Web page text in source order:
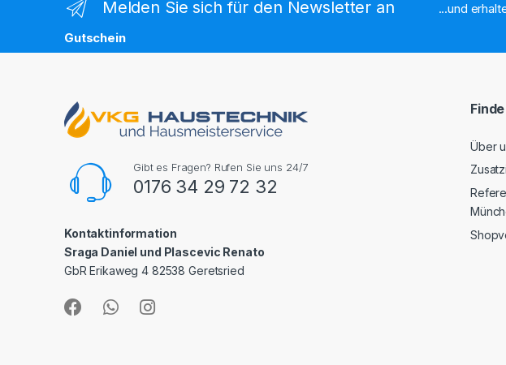
Melden Sie sich für den Newsletter an ...und
Gutschein
Gibt es Fragen? Rufen Sie uns 24/7
0176 34 29 72 32
Kontaktinformation
Sraga Daniel und Plascevic Renato
GbR Erikaweg 4 82538 Geretsried
Über